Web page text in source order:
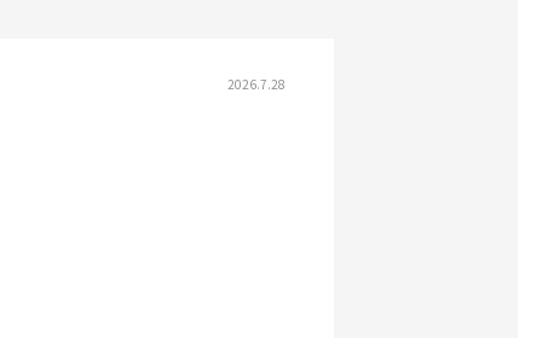
2026.7.28